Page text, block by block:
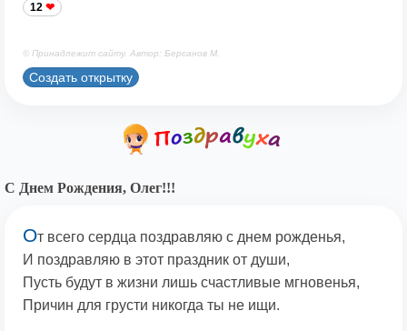
12
© Принадлежит сайту. Автор: Берсанов М.
Создать открытку
С Днем Рождения, Олег!!!
От всего сердца поздравляю с днем рожденья,
И поздравляю в этот праздник от души,
Пусть будут в жизни лишь счастливые мгновенья,
Причин для грусти никогда ты не ищи.